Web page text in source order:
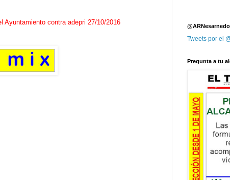
Ayuntamiento contra adepri 27/10/2016 @ARNesarnedo
Tweets por el
Pregunta a tu